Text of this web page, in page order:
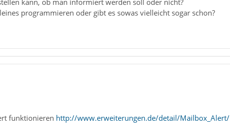
kann, ob man informiert werden soll oder nicht?
programmieren oder gibt es sowas vielleicht sogar schon?
funktionieren http://www.erweiterungen.de/detail/Mailbox_Alert/